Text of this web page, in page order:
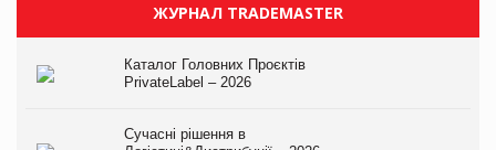
ЖУРНАЛ TRADEMASTER
Каталог Головних Проєктів
PrivateLabel – 2026
Сучасні рішення в